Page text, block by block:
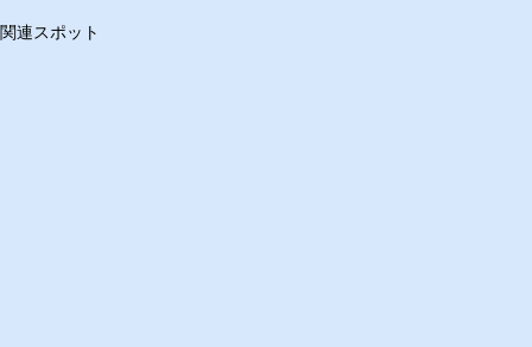
関連スポット